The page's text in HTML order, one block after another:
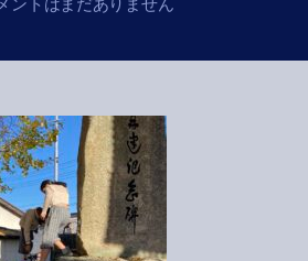
ントはまだありません